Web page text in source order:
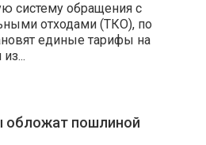
систему обращения с
отходами (ТКО), по
единые тарифы на
обложат пошлиной